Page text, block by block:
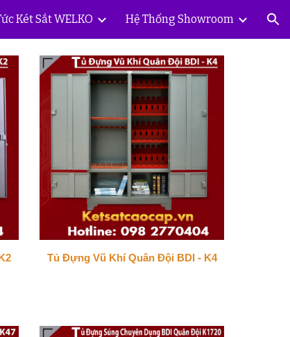
Két Sắt WELKO Hệ Thống Showroom
Tủ Đựng Vũ Khí Quân Đội BDI - K4